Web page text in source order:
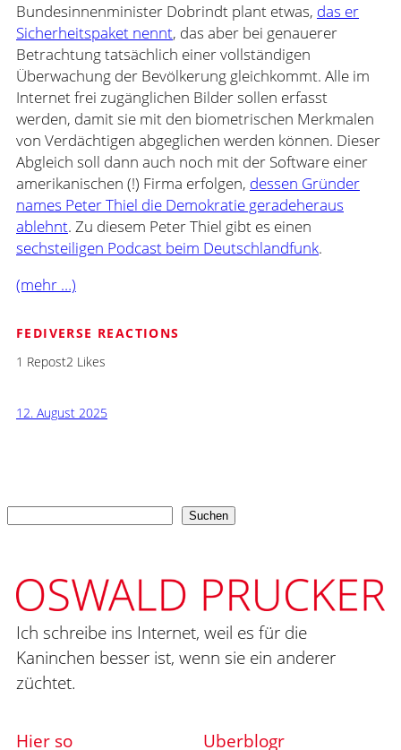
Bundesinnenminister Dobrindt plant etwas, das er
Sicherheitspaket nennt, das aber bei genauerer
Betrachtung tatsächlich einer vollständigen
Überwachung der Bevölkerung gleichkommt. Alle im
Internet frei zugänglichen Bilder sollen erfasst
werden, damit sie mit den biometrischen Merkmalen
von Verdächtigen abgeglichen werden können. Dieser
Abgleich soll dann auch noch mit der Software einer
amerikanischen (!) Firma erfolgen, dessen Gründer
names Peter Thiel die Demokratie geradeheraus
ablehnt. Zu diesem Peter Thiel gibt es einen
sechsteiligen Podcast beim Deutschlandfunk.
(mehr …)
FEDIVERSE REACTIONS
1 Repost2 Likes
12. August 2025
Suchen Suchen
Ich schreibe ins Internet, weil es für die
Kaninchen besser ist, wenn sie ein anderer
züchtet.
Hier so Uberblogr